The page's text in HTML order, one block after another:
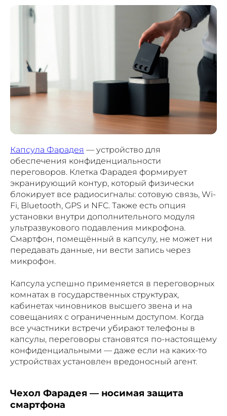
Капсула Фарадея — устройство для
обеспечения конфиденциальности
переговоров. Клетка Фарадея формирует
экранирующий контур, который физически
блокирует все радиосигналы: сотовую связь, Wi-
Fi, Bluetooth, GPS и NFC. Также есть опция
установки внутри дополнительного модуля
ультразвукового подавления микрофона.
Смартфон, помещённый в капсулу, не может ни
передавать данные, ни вести запись через
микрофон.
Капсула успешно применяется в переговорных
комнатах в государственных структурах,
кабинетах чиновников высшего звена и на
совещаниях с ограниченным доступом. Когда
все участники встречи убирают телефоны в
капсулы, переговоры становятся по-настоящему
конфиденциальными — даже если на каких-то
устройствах установлен вредоносный агент.
Чехол Фарадея — носимая защита
смартфона